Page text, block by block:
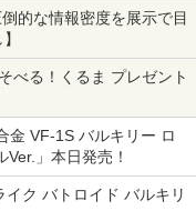
的な情報密度を展示で目
べる！くるま プレゼント
体験とコラボの楽しさを
金 VF-1S バルキリー ロ
」本日発売！
ク バトロイド バルキリ